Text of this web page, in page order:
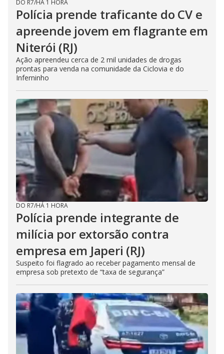
DO R7/HÁ 1 HORA
Polícia prende traficante do CV e
apreende jovem em flagrante em
Niterói (RJ)
Ação apreendeu cerca de 2 mil unidades de drogas
prontas para venda na comunidade da Ciclovia e do
Inferninho
DO R7/HÁ 1 HORA
Polícia prende integrante de
milícia por extorsão contra
empresa em Japeri (RJ)
Suspeito foi flagrado ao receber pagamento mensal de
empresa sob pretexto de “taxa de segurança”